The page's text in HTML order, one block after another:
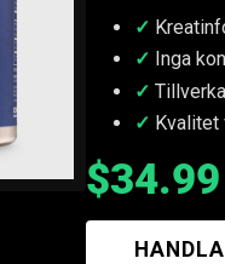
Inga
Kvalitet
$34.99